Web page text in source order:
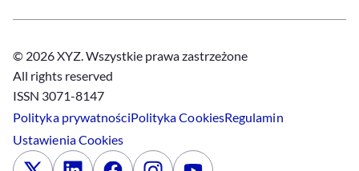
© 2026 XYZ. Wszystkie prawa zastrzeżone
All rights reserved
ISSN 3071-8147
Polityka prywatnościPolitykaCookiesRegulamin
UstawieniaCookies